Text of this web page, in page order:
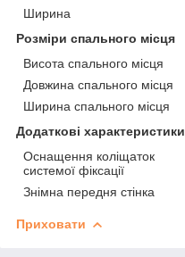
Ширина
Розміри спального місця
Висота спального місця
Довжина спального місця
Ширина спального місця
Додаткові характеристики
Оснащення коліщаток
системої фіксації
Знімна передня стінка
Приховати